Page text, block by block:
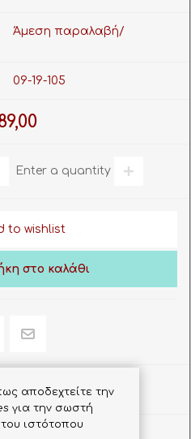
Άμεση παραλαβή/
09-19-105
Enter a quantity
to wishlist
στο καλάθι
αποδεχτείτε την
για την σωστή
του ιστότοπου